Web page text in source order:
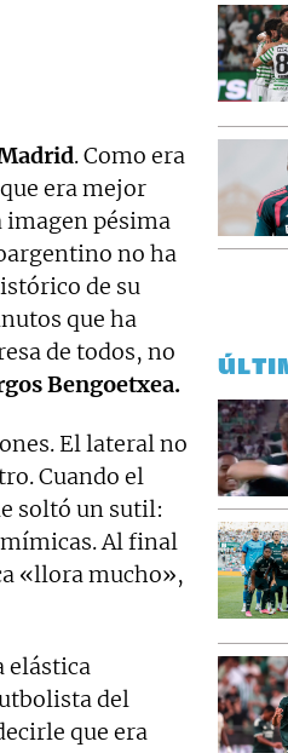
. Como era
era mejor
imagen pésima
no ha
de su
que ha
de todos, no
Bengoetxea.
El lateral no
Cuando el
soltó un sutil:
Al final
«llora mucho»,
elástica
del
que era